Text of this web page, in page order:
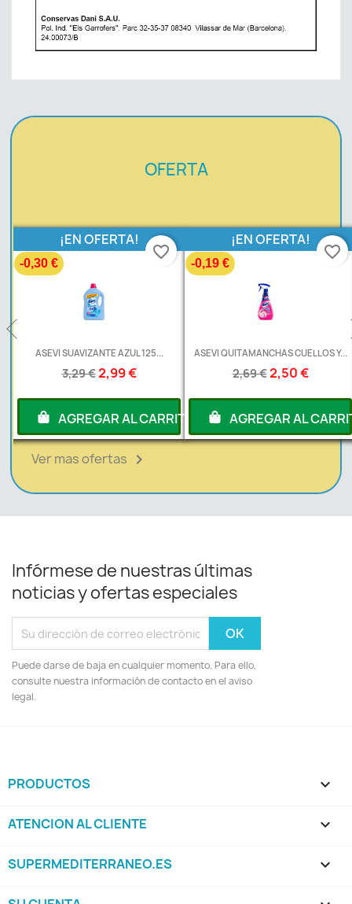
OFERTA
ASEVI SUAVIZANTE AZUL 125...
3,29 €2,99 €
¡EN OFERTA!
-0,30 €
AGREGAR AL CARRITO
favorite_border
ASEVI QUITAMANCHAS CUELLOS Y...
2,69 €2,50 €
¡EN OFERTA!
-0,19 €
AGREGAR AL
favorite_border
Ver mas ofertas 
Infórmese de nuestras últimas
noticias y ofertas especiales
Puede darse de baja en cualquier momento. Para ello,
consulte nuestra información de contacto en el aviso
legal.
PRODUCTOS 
ATENCION AL CLIENTE 
SUPERMEDITERRANEO.ES 